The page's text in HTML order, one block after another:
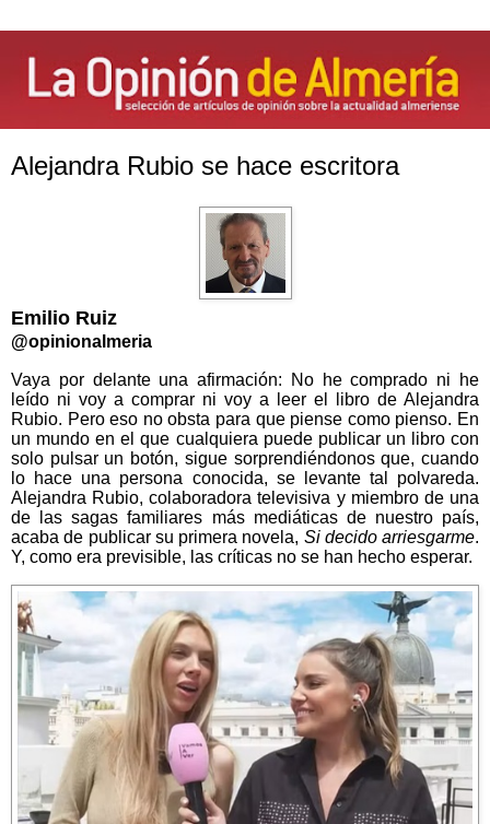
Alejandra Rubio se hace escritora
Emilio Ruiz
@opinionalmeria
Vaya por delante una afirmación: No he comprado ni he
leído ni voy a comprar ni voy a leer el libro de Alejandra
Rubio. Pero eso no obsta para que piense como pienso. En
un mundo en el que cualquiera puede publicar un libro con
solo pulsar un botón, sigue sorprendiéndonos que, cuando
lo hace una persona conocida, se levante tal polvareda.
Alejandra Rubio, colaboradora televisiva y miembro de una
de las sagas familiares más mediáticas de nuestro país,
acaba de publicar su primera novela, Si decido arriesgarme.
Y, como era previsible, las críticas no se han hecho esperar.